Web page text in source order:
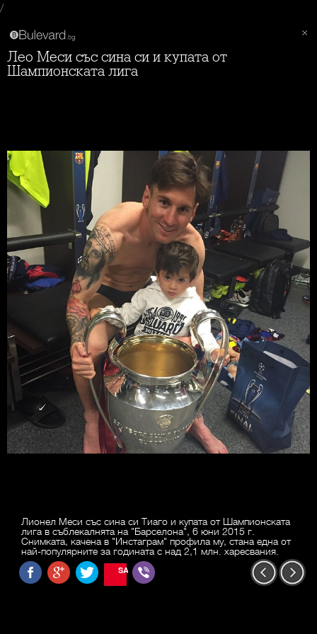
/
Лео Меси със сина си и купата от
Шампионската лига
Лионел Меси със сина си Тиаго и купата от Шампионската
лига в съблекалнята на "Барселона", 6 юни 2015 г.
Снимката, качена в "Инстаграм" профила му, стана една от
най-популярните за годината с над 2,1 млн. харесвания.
SAVE